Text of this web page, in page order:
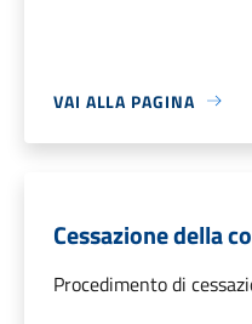
VAI ALLA PAGINA
Cessazione della
Procedimento di